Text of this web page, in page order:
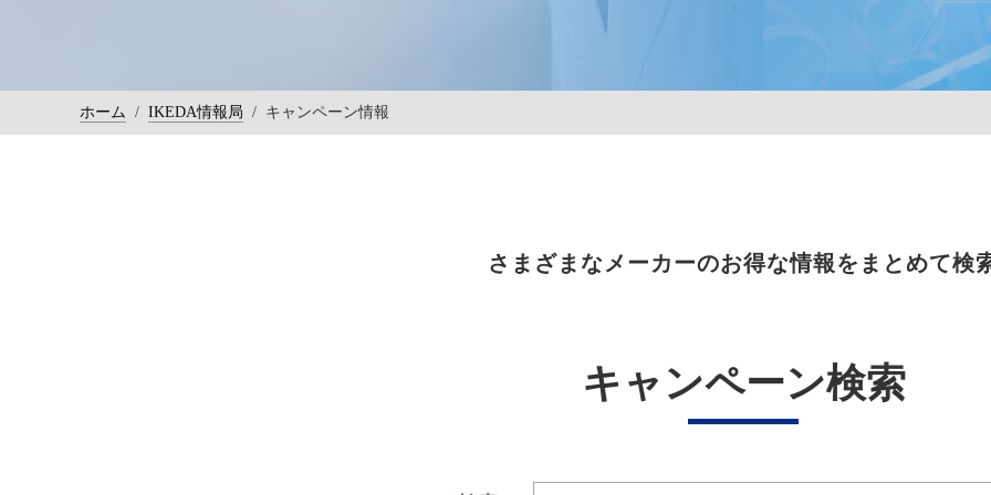
ホーム / IKEDA情報局 / キャンペーン情報
さまざまなメーカーのお得な情報をまとめて検
キャンペーン検索